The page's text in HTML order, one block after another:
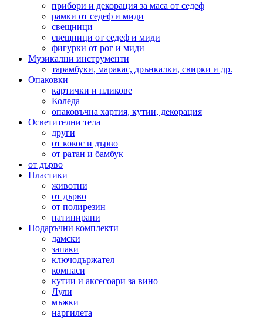
прибори и декорация за маса от седеф
рамки от седеф и миди
свещници
свещници от седеф и миди
фигурки от рог и миди
Музикални инструменти
тарамбуки, маракас, дрънкалки, свирки и др.
Опаковки
картички и пликове
Коледа
опаковъчна хартия, кутии, декорация
Осветителни тела
други
от кокос и дърво
от ратан и бамбук
от дърво
Пластики
животни
от дърво
от полирезин
патинирани
Подаръчни комплекти
дамски
запаки
ключодържател
компаси
кутии и аксесоари за вино
Лули
мъжки
наргилета